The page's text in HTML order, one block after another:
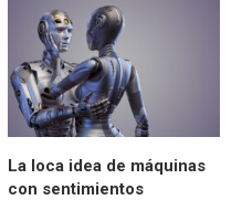
La loca idea de máquinas
con sentimientos